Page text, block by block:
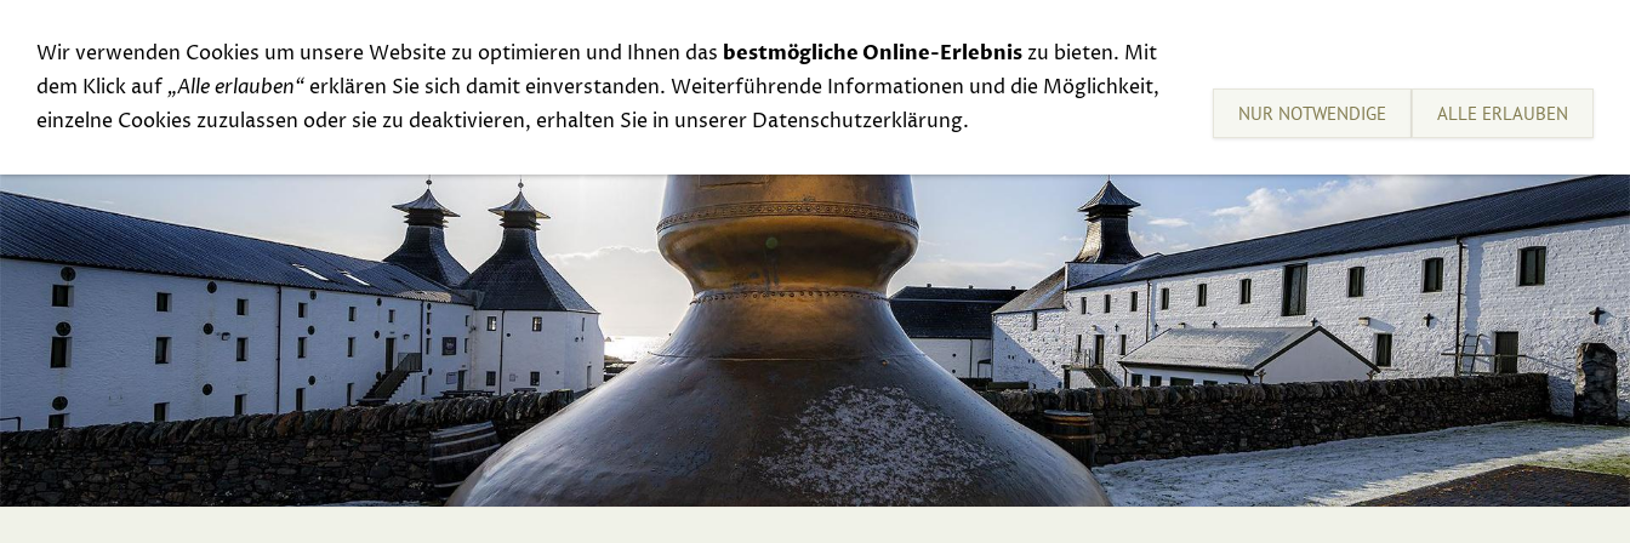
Special Offer Top Rarities Whisky Events Links Contact Exclusive Tastings
Wir verwenden Cookies um unsere Website zu optimieren und Ihnen das bestmögliche Online-Erlebniszu bieten. Mit
dem Klick auf „Alle erlauben“erklären Sie sich damit einverstanden. Weiterführende Informationen und die Möglichkeit,
einzelne Cookies zuzulassen oder sie zu deaktivieren, erhalten Sie in unserer Datenschutzerklärung.
NUR NOTWENDIGE ALLE ERLAUBEN